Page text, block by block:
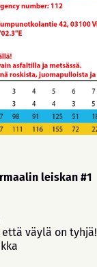
leiskan #1
että väylä on tyhjä!